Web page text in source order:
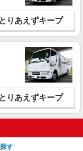
が丘
詳細を見る
（KT01_02402）
佐倉店／オープニング
額支給
とりあえずキープ
とりあえずキープ
す